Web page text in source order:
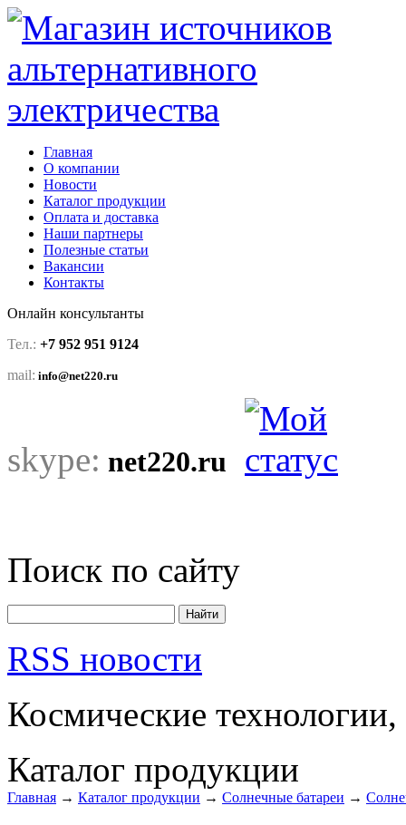
Главная
О компании
Новости
Каталог продукции
Оплата и доставка
Наши партнеры
Полезные статьи
Вакансии
Контакты
Онлайн консультанты
Тел.: +7 952 951 9124
mail: info@net220.ru
skype: net220.ru
Поиск по сайту
RSS новости
Космические технологии,
Каталог продукции
Главная → Каталог продукции → Солнечные батареи →